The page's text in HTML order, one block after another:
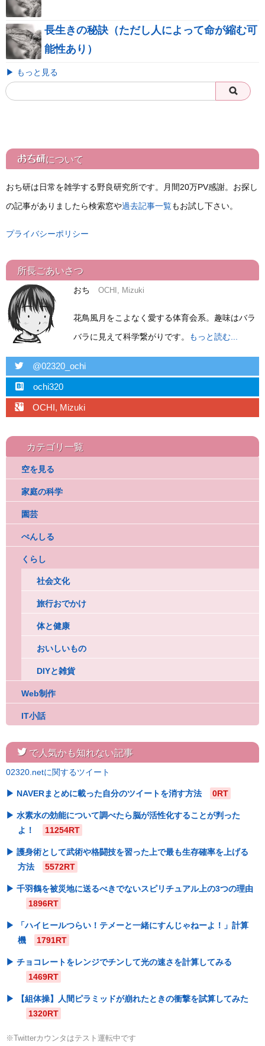
長生きの秘訣（ただし人によって命が縮む可
能性あり）
▶ もっと見る
おち研について
おち研は日常を雑学する野良研究所です。月間20万PV感謝。お探し
の記事がありましたら検索窓や過去記事一覧もお試し下さい。
プライバシーポリシー
所長ごあいさつ
おち OCHI, Mizuki
花鳥風月をこよなく愛する体育会系。趣味はバラ
バラに見えて科学繋がりです。
もっと読む...
twitter @02320_ochi
hatebu ochi320
googleplus OCHI, Mizuki
カテゴリ一覧
空を見る
家庭の科学
園芸
ぺんしる
くらし
社会文化
旅行おでかけ
体と健康
おいしいもの
DIYと雑貨
Web制作
IT小話
twitterで人気かも知れない記事
02320.netに関するツイート
NAVERまとめに載った自分のツイートを消す方法 0RT
水素水の効能について調べたら脳が活性化することが判った
よ！
11254RT
護身術として武術や格闘技を習った上で最も生存確率を上げる
方法
5572RT
千羽鶴を被災地に送るべきでないスピリチュアル上の3つの理由
1896RT
「ハイヒールつらい！テメーと一緒にすんじゃねーよ！」計算
機
1791RT
チョコレートをレンジでチンして光の速さを計算してみる
1469RT
【組体操】人間ピラミッドが崩れたときの衝撃を試算してみた
1320RT
※Twitterカウンタはテスト運転中です